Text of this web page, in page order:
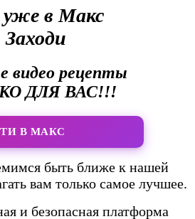
в Макс
Заходи
видео рецепты
ДЛЯ ВАС!!!
В МАКС
быть ближе к нашей
вам только самое лучшее.
и безопасная платформа